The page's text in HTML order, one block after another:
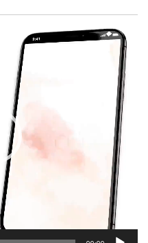
וידאו